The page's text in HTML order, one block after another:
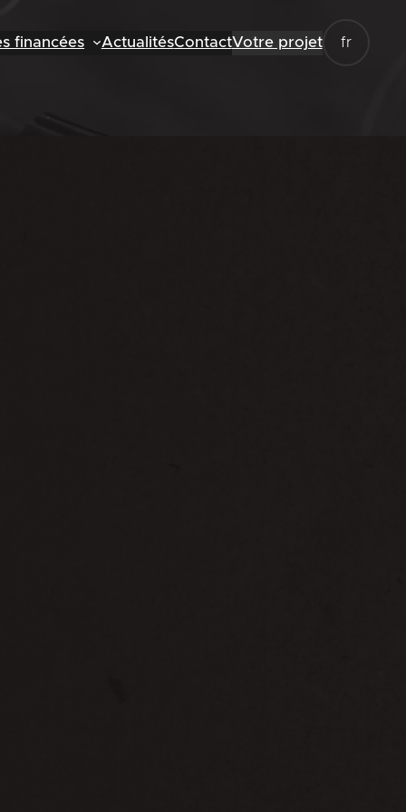
financées ActualitésContactVotre projet fr